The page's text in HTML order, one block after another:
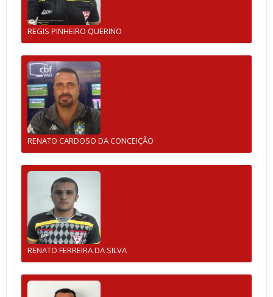
REGIS PINHEIRO QUERINO
RENATO CARDOSO DA CONCEIÇÃO
RENATO FERREIRA DA SILVA